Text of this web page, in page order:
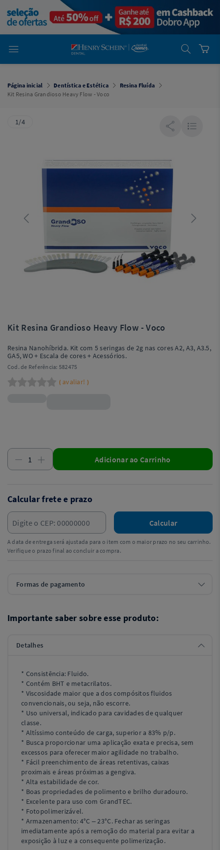
Dental
Cremer -
Henry Schein
Laboratório
Laboratório
Cremer -
Henry Schein
Dental
Odontológico
Página inicial Dentística e Estética
Resina Fluída
Kit Resina Grandioso Heavy Flow - Voco
1/4
Kit Resina Grandioso Heavy Flow - Voco
Resina Nanohíbrida. Kit com 5 seringas de 2g nas cores A2, A3, A3.5,
GA5, WO + Escala de cores + Acessórios.
Cod. de Referência: 582475
( avaliar! )
Adicionar ao Carrinho
Calcular frete e prazo
Calcular
A data de entrega será ajustada para o item com o maior prazo no seu carrinho.
Verifique o prazo final ao concluir a compra.
Formas de pagamento
Importante saber sobre esse produto:
Detalhes
* Consistência: Fluido.
* Contém BHT e metacrilatos.
* Viscosidade maior que a dos compósitos fluidos
convencionais, ou seja, não escorre.
* Uso universal, indicado para cavidades de qualquer
classe.
* Altíssimo conteúdo de carga, superior a 83% p/p.
* Busca proporcionar uma aplicação exata e precisa, sem
excessos para oferecer maior agilidade no trabalho.
* Fácil preenchimento de áreas retentivas, caixas
proximais e áreas próximas a gengiva.
* Alta estabilidade de cor.
* Boas propriedades de polimento e brilho duradouro.
* Excelente para uso com GrandTEC.
* Fotopolimerizável.
* Armazenamento: 4°C – 23°C. Fechar as seringas
imediatamente após a remoção do material para evitar a
exposição à luz e a consequente polimerização.